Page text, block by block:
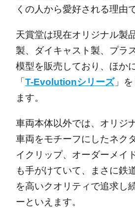
くの人から愛好される理由
天賞堂は現在オリジナル製
製、ダイキャスト製、プラ
模型を販売しており、ほか
「 T-Evolutionシリーズ」を
ます。
車両本体以外では、オリジ
車両をモチーフにしたネク
イクリップ、オーダーメイ
も手がけていて、まさに鉄
を高いクオリティで追求し
ーといえます。